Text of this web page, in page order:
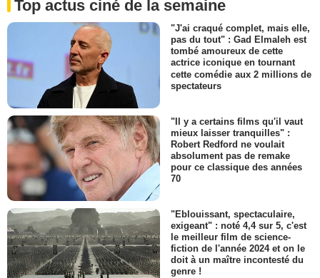
Top actus ciné de la semaine
"J'ai craqué complet, mais elle,
pas du tout" : Gad Elmaleh est
tombé amoureux de cette
actrice iconique en tournant
cette comédie aux 2 millions de
spectateurs
"Il y a certains films qu'il vaut
mieux laisser tranquilles" :
Robert Redford ne voulait
absolument pas de remake
pour ce classique des années
70
"Eblouissant, spectaculaire,
exigeant" : noté 4,4 sur 5, c'est
le meilleur film de science-
fiction de l'année 2024 et on le
doit à un maître incontesté du
genre !